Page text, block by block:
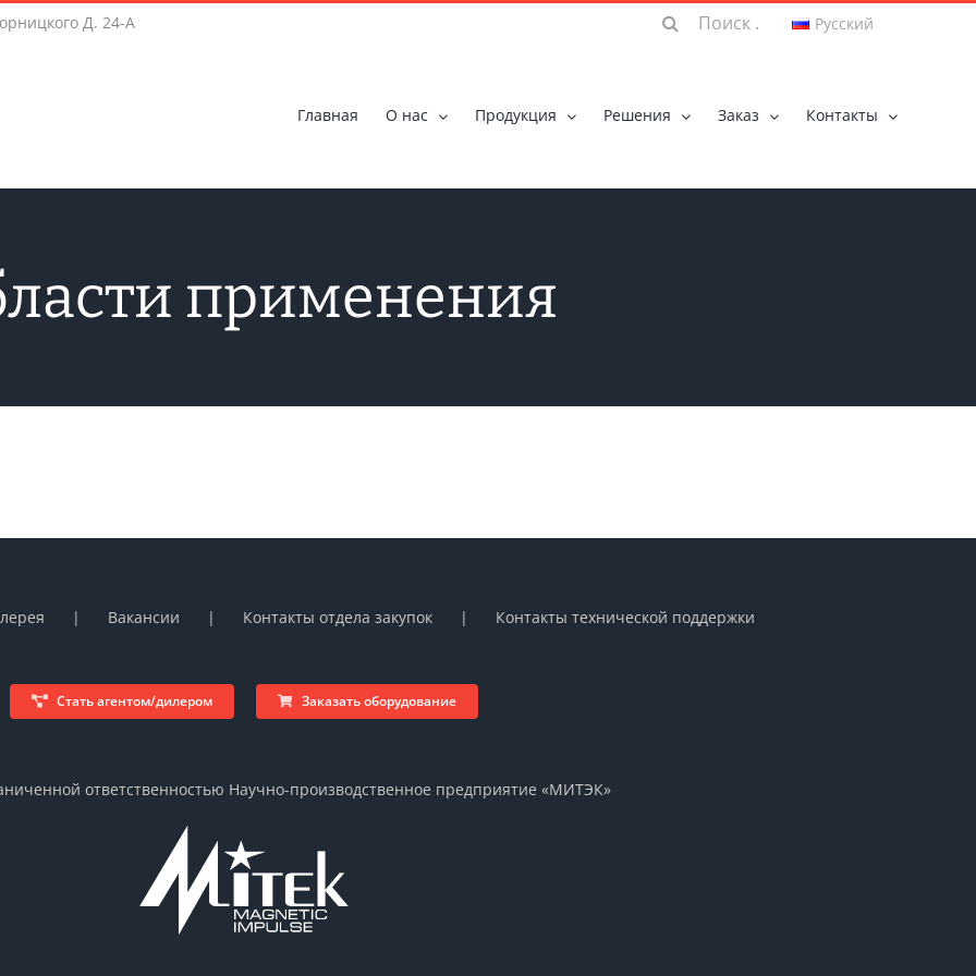
Д. 24-A
Результат
поиска:
Главная О нас Продукция Решения Заказ Контакты
применения
Вакансии Контакты отдела закупок Контакты технической поддержки
Стать агентом/дилером Заказать оборудование
ответственностью Научно-производственное предприятие «МИТЭК»